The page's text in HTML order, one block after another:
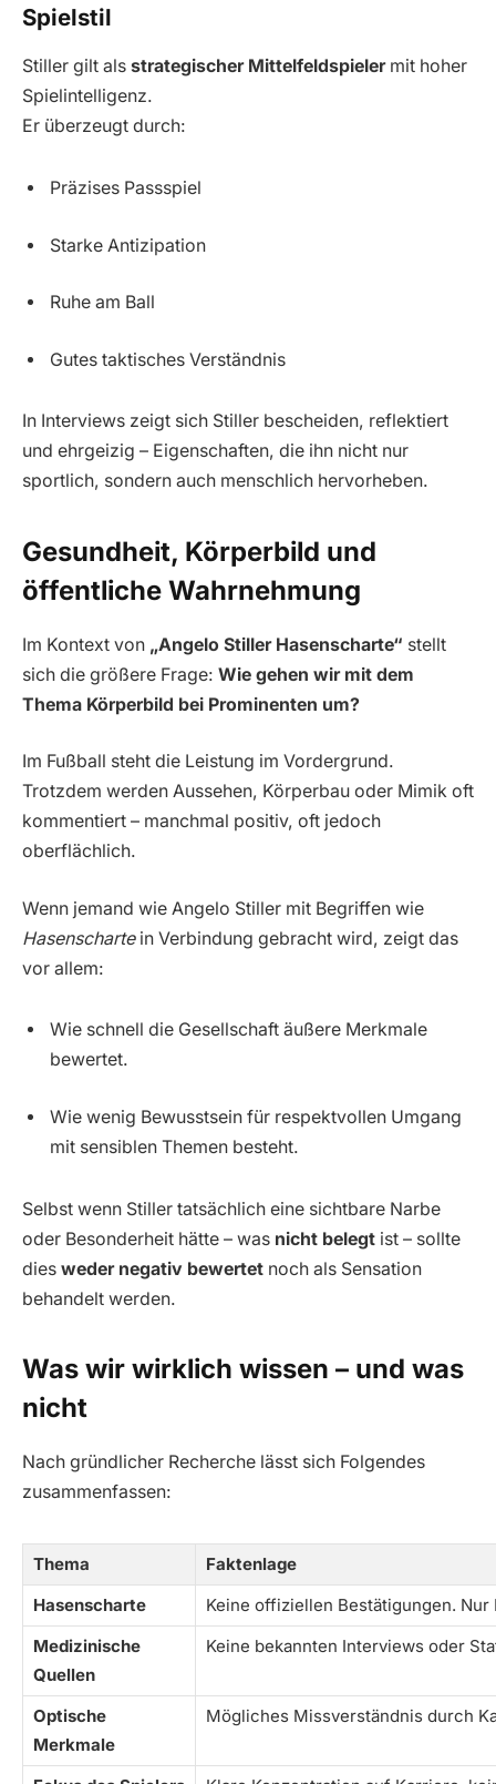
Spielstil
Stiller gilt als strategischer Mittelfeldspielermit hoher
Spielintelligenz.
Er überzeugt durch:
Präzises Passspiel
Starke Antizipation
Ruhe am Ball
Gutes taktisches Verständnis
In Interviews zeigt sich Stiller bescheiden, reflektiert
und ehrgeizig – Eigenschaften, die ihn nicht nur
sportlich, sondern auch menschlich hervorheben.
Gesundheit, Körperbild und
öffentliche Wahrnehmung
Im Kontext von „Angelo Stiller Hasenscharte“ stellt
sich die größere Frage: Wie gehen wir mit dem
Thema Körperbild bei Prominenten um?
Im Fußball steht die Leistung im Vordergrund.
Trotzdem werden Aussehen, Körperbau oder Mimik oft
kommentiert – manchmal positiv, oft jedoch
oberflächlich.
Wenn jemand wie Angelo Stiller mit Begriffen wie
Hasenschartein Verbindung gebracht wird, zeigt das
vor allem:
Wie schnell die Gesellschaft äußere Merkmale
bewertet.
Wie wenig Bewusstsein für respektvollen Umgang
mit sensiblen Themen besteht.
Selbst wenn Stiller tatsächlich eine sichtbare Narbe
oder Besonderheit hätte – was nicht belegt ist – sollte
dies weder negativ bewertet noch als Sensation
behandelt werden.
Was wir wirklich wissen – und was
nicht
Nach gründlicher Recherche lässt sich Folgendes
zusammenfassen:
Thema
Faktenlage
Hasenscharte
Keine offiziellen Bestätigungen. Nur
Medizinische
Quellen
Keine bekannten Interviews oder
Optische
Merkmale
Mögliches Missverständnis durch